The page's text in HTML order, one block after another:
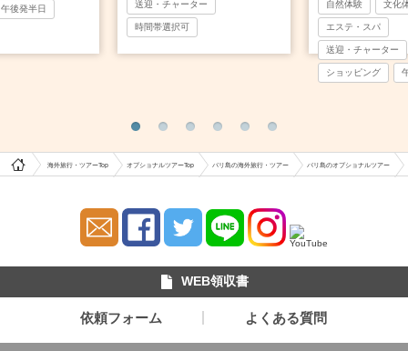
午後発半日 送迎・チャーター
時間帯選択可
自然体験 文化
エステ・スパ
送迎・チャーター
ショッピング
海外旅行・ツアーTop オプショナルツアーTop バリ島の海外旅行・ツアー バリ島のオプショナルツアー
WEB領収書
依頼フォーム よくある質問